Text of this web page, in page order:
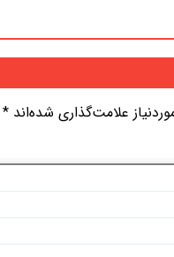
علامت‌گذاری شده‌اند *